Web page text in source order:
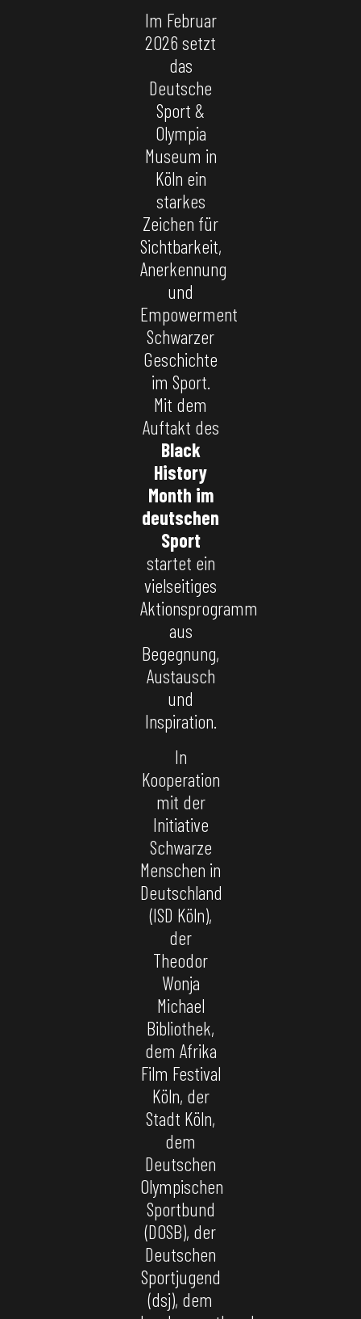
Im Februar
2026 setzt
das
Deutsche
Sport &
Olympia
Museum in
Köln ein
starkes
Zeichen für
Sichtbarkeit,
Anerkennung
und
Empowerment
Schwarzer
Geschichte
im Sport.
Mit dem
Auftakt des
Black
History
Month im
deutschen
Sport
startet ein
vielseitiges
Aktionsprogramm
aus
Begegnung,
Austausch
und
Inspiration.
In
Kooperation
mit der
Initiative
Schwarze
Menschen in
Deutschland
(ISD Köln),
der
Theodor
Wonja
Michael
Bibliothek,
dem Afrika
Film Festival
Köln, der
Stadt Köln,
dem
Deutschen
Olympischen
Sportbund
(DOSB), der
Deutschen
Sportjugend
(dsj), dem